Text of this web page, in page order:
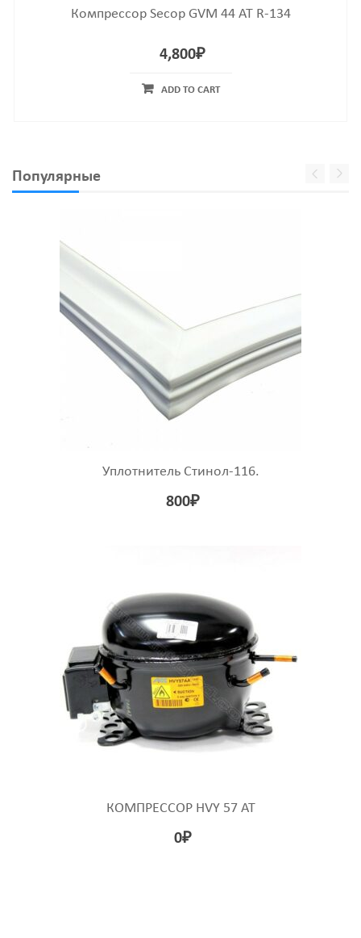
Компрессор Secop GVM 44 AT R-134
4,800₽
ADD TO CART
Популярные
Уплотнитель Стинол-116.
800₽
КОМПРЕССОР HVY 57 AT
0₽